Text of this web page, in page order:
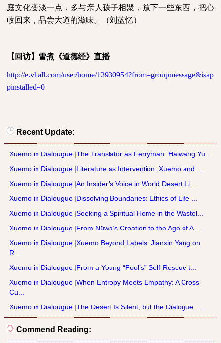
庭文化变淡一点，多与亲人孩子相聚，放下一些东西，把心
收回来，品尝大道的滋味。（刘蓝忆）
【回访】雪煮《道德经》直播
http://e.vhall.com/user/home/12930954?from=groupmessage&isap
pinstalled=0
Recent Update:
Xuemo in Dialougue |The Translator as Ferryman: Haiwang Yu...
Xuemo in Dialougue |Literature as Intervention: Xuemo and ...
Xuemo in Dialougue |An Insider’s Voice in World Desert Li...
Xuemo in Dialougue |Dissolving Boundaries: Ethics of Life ...
Xuemo in Dialougue |Seeking a Spiritual Home in the Wastel...
Xuemo in Dialougue |From Nüwa’s Creation to the Age of A...
Xuemo in Dialougue |Xuemo Beyond Labels: Jianxin Yang on
R...
Xuemo in Dialougue |From a Young “Fool’s” Self-Rescue t...
Xuemo in Dialougue |When Entropy Meets Empathy: A Cross-
Cu...
Xuemo in Dialougue |The Desert Is Silent, but the Dialogue...
Commend Reading: